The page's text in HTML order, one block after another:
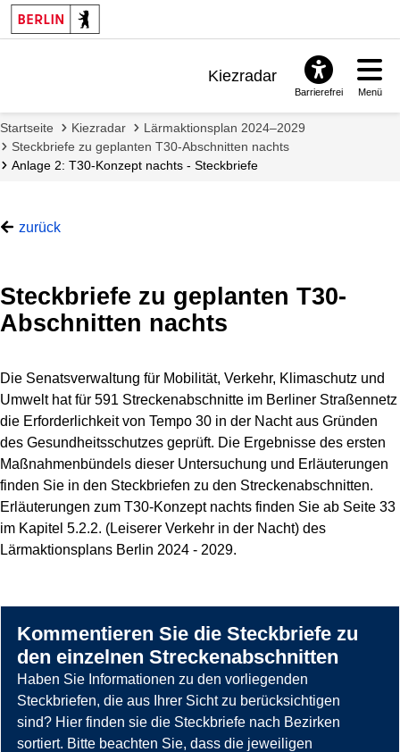
Kiezradar
FAQ & Support
Barrierefrei Menü
Startseite Kiezradar
Lärmaktionsplan 2024–2029
Steckbriefe zu geplanten T30-Abschnitten nachts
Anlage 2: T30-Konzept nachts - Steckbriefe
zurück
Steckbriefe zu geplanten T30-
Abschnitten nachts
Die Senatsverwaltung für Mobilität, Verkehr, Klimaschutz und
Umwelt hat für 591 Streckenabschnitte im Berliner Straßennetz
die Erforderlichkeit von Tempo 30 in der Nacht aus Gründen
des Gesundheitsschutzes geprüft. Die Ergebnisse des ersten
Maßnahmenbündels dieser Untersuchung und Erläuterungen
finden Sie in den Steckbriefen zu den Streckenabschnitten.
Erläuterungen zum T30-Konzept nachts finden Sie ab Seite 33
im Kapitel 5.2.2. (Leiserer Verkehr in der Nacht) des
Lärmaktionsplans Berlin 2024 - 2029.
Kommentieren Sie die Steckbriefe zu
den einzelnen Streckenabschnitten
Haben Sie Informationen zu den vorliegenden
Steckbriefen, die aus Ihrer Sicht zu berücksichtigen
sind? Hier finden sie die Steckbriefe nach Bezirken
sortiert. Bitte beachten Sie, dass die jeweiligen